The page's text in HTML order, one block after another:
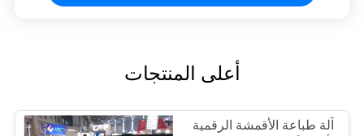
أعلى المنتجات
آلة طباعة الأقمشة الرقمية